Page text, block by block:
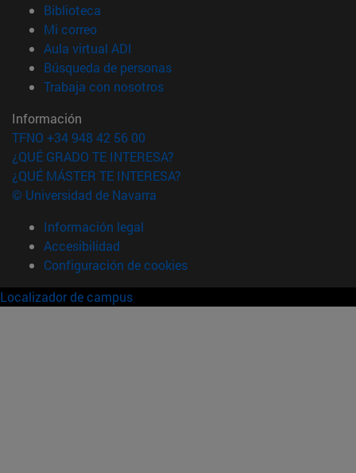
Biblioteca
Mi correo(abre en nueva ventana)
Aula virtual ADI
Búsqueda de personas(abre en nueva ventana)
Trabaja con nosotros(abre en nueva ventana)
Información
TFNO +34 948 42 56 00
¿QUÉ GRADO TE INTERESA?
¿QUÉ MÁSTER TE INTERESA?
© Universidad de Navarra
Información legal
Accesibilidad
Configuración de cookies
Localizador de campus